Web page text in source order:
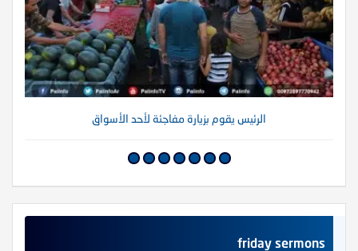
الرئيس يقوم بزيارة مفاجئة لأحد الأسواق
friday sermons